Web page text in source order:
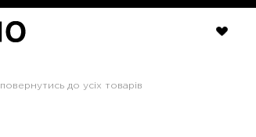
повернутись до усіх товарів